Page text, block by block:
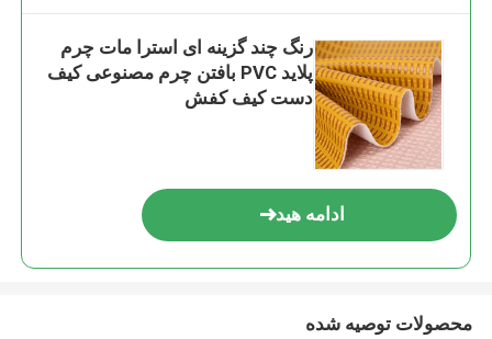
رنگ چند گزینه ای استرا مات چرم
پلاید PVC بافتن چرم مصنوعی کیف
دست کیف کفش
ادامه هید
محصولات توصیه شده